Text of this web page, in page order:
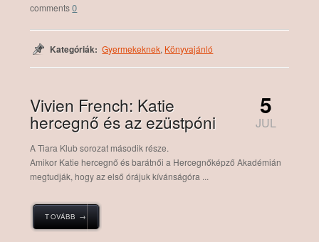
0
Kategóriák: Gyermekeknek, Könyvajánló
Vivien French: Katie
hercegnő és az ezüstpóni
A Tiara Klub sorozat második része.
Amikor Katie hercegnő és barátnői a Hercegnőképző Akadémián
megtudják, hogy az első órájuk kívánságóra ...
TOVÁBB →
5
JUL